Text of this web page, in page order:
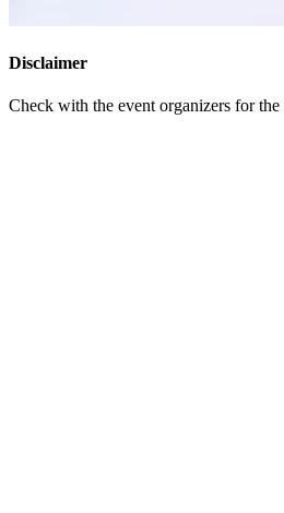
Disclaimer
Check with the event organizers for